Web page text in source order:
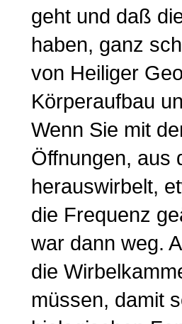
geht und daß
haben, ganz
von Heiliger
Körperaufbau
Wenn Sie mit
Öffnungen, aus
herauswirbelt,
die Frequenz
war dann weg.
die
müssen, damit